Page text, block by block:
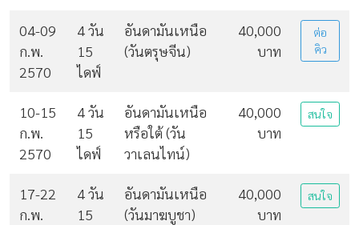
04-09
ก.พ.
2570
4 วัน
15
ไดฟ์
อันดามันเหนือ
(วันตรุษจีน)
40,000
บาท
ต่อ
คิว
10-15
ก.พ.
2570
4 วัน
15
ไดฟ์
อันดามันเหนือ
หรือใต้ (วัน
วาเลนไทน์)
40,000
บาท
สนใจ
17-22
ก.พ.
4 วัน
15
อันดามันเหนือ
(วันมาฆบูชา)
40,000
บาท
สนใจ